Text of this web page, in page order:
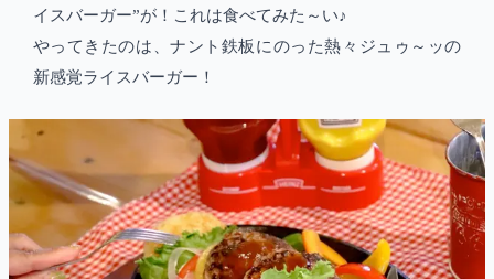
イスバーガー”が！これは食べてみた～い♪
やってきたのは、ナント鉄板にのった熱々ジュゥ～ッの
新感覚ライスバーガー！